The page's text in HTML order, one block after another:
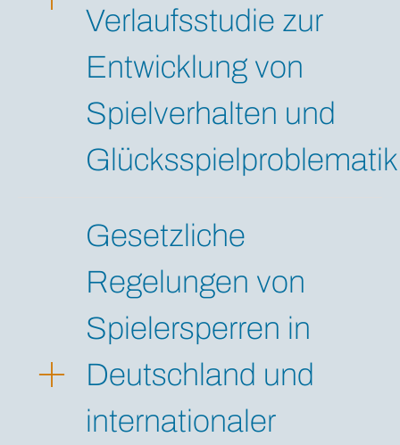
Verlaufsstudie zur
Entwicklung von
Spielverhalten und
Glücksspielproblematik
Gesetzliche
Regelungen von
Spielersperren in
Deutschland und
internationaler